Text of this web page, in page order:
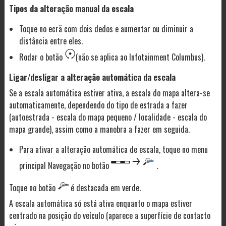
Tipos da alteração manual da escala
Toque no ecrã com dois dedos e aumentar ou diminuir a
distância entre eles.
Rodar o botão
(não se aplica ao Infotainment Columbus).
Ligar/desligar a alteração automática da escala
Se a escala automática estiver ativa, a escala do mapa altera-se
automaticamente, dependendo do tipo de estrada a fazer
(autoestrada - escala do mapa pequeno / localidade - escala do
mapa grande), assim como a manobra a fazer em seguida.
Para ativar a alteração automática de escala, toque no menu
principal Navegação no botão
.
Toque no botão
é destacada em verde.
A escala automática só está ativa enquanto o mapa estiver
centrado na posição do veículo (aparece a superfície de contacto